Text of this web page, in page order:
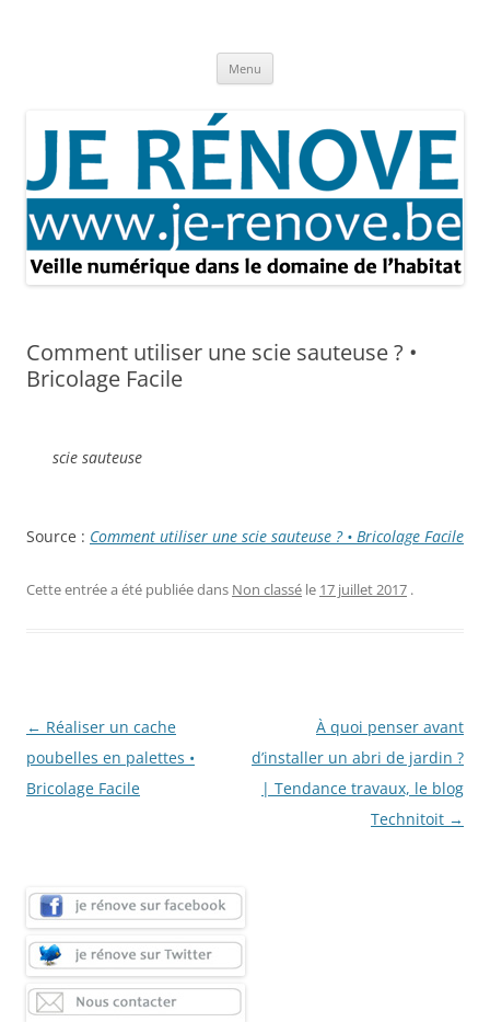
Menu
Comment utiliser une scie sauteuse ? •
Bricolage Facile
scie sauteuse
Source : Comment utiliser une scie sauteuse ? • Bricolage Facile
Cette entrée a été publiée dans Non classé le 17 juillet 2017 .
Navigation
des
articles
← Réaliser un cache
poubelles en palettes •
Bricolage Facile
À quoi penser avant
d’installer un abri de jardin ?
| Tendance travaux, le blog
Technitoit →